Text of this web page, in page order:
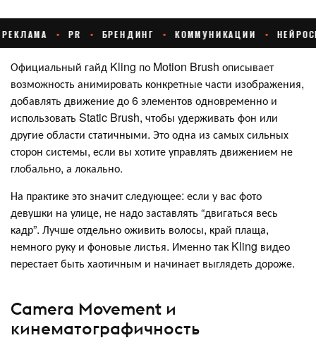
Официальный гайд Kling по Motion Brush описывает
возможность анимировать конкретные части изображения,
добавлять движение до 6 элементов одновременно и
использовать Static Brush, чтобы удерживать фон или
другие области статичными. Это одна из самых сильных
сторон системы, если вы хотите управлять движением не
глобально, а локально.
На практике это значит следующее: если у вас фото
девушки на улице, не надо заставлять “двигаться весь
кадр”. Лучше отдельно оживить волосы, край плаща,
немного руку и фоновые листья. Именно так Kling видео
перестает быть хаотичным и начинает выглядеть дороже.
Camera Movement и
кинематографичность